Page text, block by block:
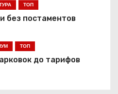
ТОП
без постаментов
ТОП
до тарифов